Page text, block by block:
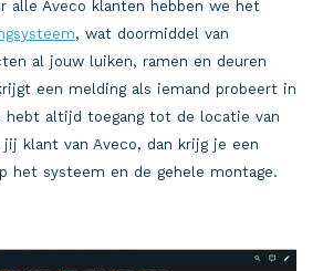
alle Aveco klanten hebben we het
, wat doormiddel van
al jouw luiken, ramen en deuren
een melding als iemand probeert in
hebt altijd toegang tot de locatie van
jij klant van Aveco, dan krijg je een
het systeem en de gehele montage.